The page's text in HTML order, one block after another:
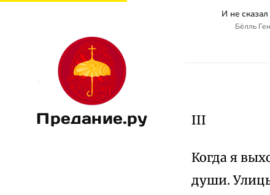
Предание.ру
И не
Бёлль
III
Когда я
души.